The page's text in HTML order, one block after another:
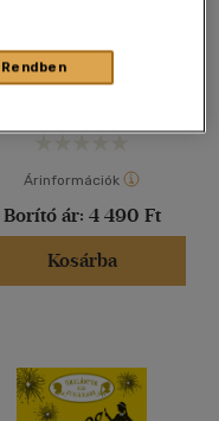
Robin Stevens
Árinformációk
Borító ár: 4 490 Ft
Kosárba
Rendben